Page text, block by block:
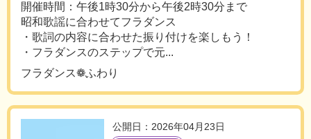
開催時間：午後1時30分から午後2時30分まで
昭和歌謡に合わせてフラダンス
・歌詞の内容に合わせた振り付けを楽しもう！
・フラダンスのステップで元...
フラダンス❁ふわり
公開日：2026年04月23日